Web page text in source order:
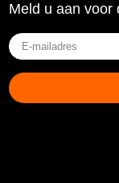
Meld u aan voor
E-
mailadres
(Vereist)